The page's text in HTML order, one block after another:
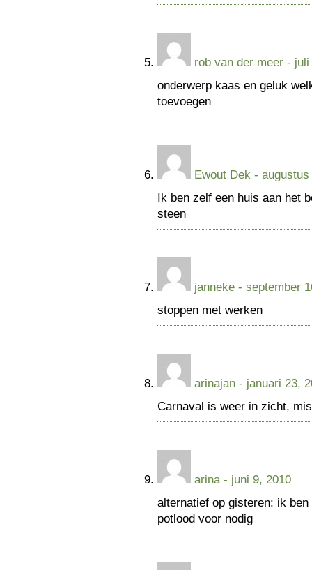
rob van der meer- juli
onderwerp kaas en geluk
toevoegen
Ewout Dek- augustus
Ik ben zelf een huis aan het
steen
janneke- september
stoppen met werken
arinajan- januari 23,
Carnaval is weer in zicht,
arina- juni 9, 2010
alternatief op gisteren: ik
potlood voor nodig